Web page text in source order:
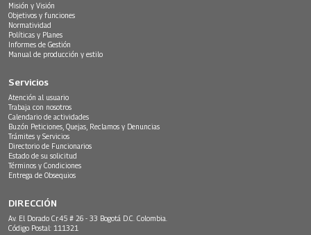
Misión y Visión
Objetivos y funciones
Normatividad
Políticas y Planes
Informes de Gestión
Manual de producción y estilo
Servicios
Atención al usuario
Trabaja con nosotros
Calendario de actividades
Buzón Peticiones, Quejas, Reclamos y Denuncias
Trámites y Servicios
Directorio de Funcionarios
Estado de su solicitud
Términos y Condiciones
Entrega de Obsequios
DIRECCIÓN
Av. El Dorado Cr.45 # 26 - 33 Bogotá D.C. Colombia.
Código Postal: 111321